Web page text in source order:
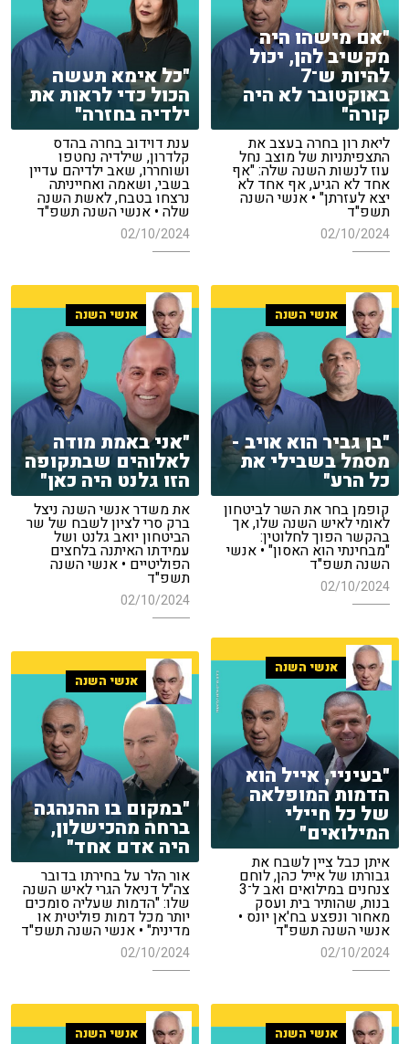
"אם מישהו היה
מקשיב להן, יכול
להיות ש־7
באוקטובר לא היה
קורה"
ליאת רון בחרה בעצב את
התצפיתניות של מוצב נחל
עוז לנשות השנה שלה: "אף
אחד לא הגיע, אף אחד לא
יצא לעזרתן" • אנשי השנה
תשפ"ד
02/10/2024
"כל אימא תעשה
הכול כדי לראות את
ילדיה בחזרה"
ענת דוידוב בחרה בהדס
קלדרון, שילדיה נחטפו
ושוחררו, שאב ילדיהם עדיין
בשבי, ושאמה ואחייניתה
נרצחו בטבח, לאשת השנה
שלה • אנשי השנה תשפ"ד
02/10/2024
אנשי השנה
"בן גביר הוא אויב -
מסמל בשבילי את
כל הרע"
קופמן בחר את השר לביטחון
לאומי לאיש השנה שלו, אך
בהקשר הפוך לחלוטין:
"מבחינתי הוא האסון" • אנשי
השנה תשפ"ד
02/10/2024
אנשי השנה
"אני באמת מודה
לאלוהים שבתקופה
הזו גלנט היה כאן"
את משדר אנשי השנה ניצל
ברק סרי לציון לשבח של שר
הביטחון יואב גלנט ושל
עמידתו האיתנה בלחצים
הפוליטיים • אנשי השנה
תשפ"ד
02/10/2024
אנשי השנה
"בעיניי, אייל הוא
הדמות המופלאה
של כל חיילי
המילואים"
איתן כבל ציין לשבח את
גבורתו של אייל כהן, לוחם
צנחנים במילואים ואב ל־3
בנות, שהותיר בית ועסק
מאחור ונפצע בח'אן יונס •
אנשי השנה תשפ"ד
02/10/2024
אנשי השנה
"במקום בו ההנהגה
ברחה מהכישלון,
היה אדם אחד"
אור הלר על בחירתו בדובר
צה"ל דניאל הגרי לאיש השנה
שלו: "הדמות שעליה סומכים
יותר מכל דמות פוליטית או
מדינית" • אנשי השנה תשפ"ד
02/10/2024
אנשי השנה אנשי השנה